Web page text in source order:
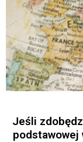
Jeśli
podstawowej